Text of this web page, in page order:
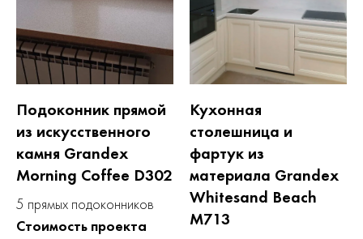
Подоконник прямой
из искусственного
камня Grandex
Morning Coffee D302
5 прямых подоконников
Стоимость проекта
Кухонная
столешница и
фартук из
материала Grandex
Whitesand Beach
M713